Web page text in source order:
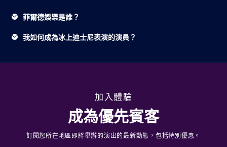
菲爾德娛樂是誰？
我如何成為冰上迪士尼表演的演員？
成為優先賓客
加入體驗
訂閱您所在地區即將舉辦的演出的最新動態，包括特別優惠。